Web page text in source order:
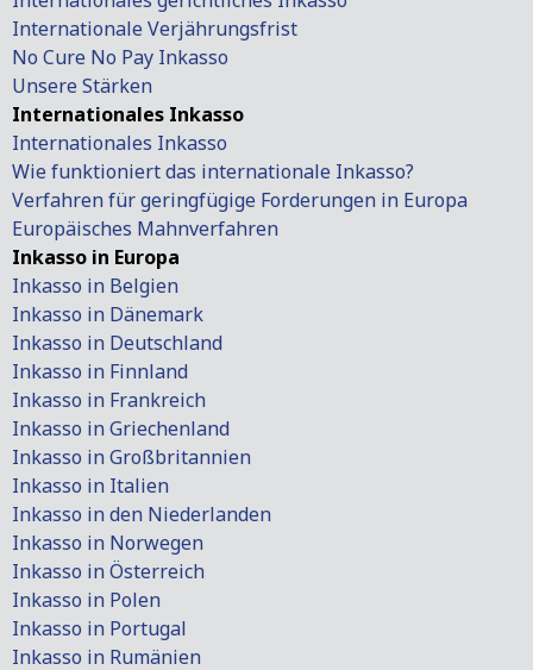
Internationale Verjährungsfrist
No Cure No Pay Inkasso
Unsere Stärken
Internationales Inkasso
Internationales Inkasso
Wie funktioniert das internationale Inkasso?
Verfahren für geringfügige Forderungen in Europa
Europäisches Mahnverfahren
Inkasso in Europa
Inkasso in Belgien
Inkasso in Dänemark
Inkasso in Deutschland
Inkasso in Finnland
Inkasso in Frankreich
Inkasso in Griechenland
Inkasso in Großbritannien
Inkasso in Italien
Inkasso in den Niederlanden
Inkasso in Norwegen
Inkasso in Österreich
Inkasso in Polen
Inkasso in Portugal
Inkasso in Rumänien